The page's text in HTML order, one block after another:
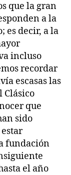
que la gran
a la
es decir, a la
incluso
recordar
escasas las
Clásico
que
sido
fundación
el año